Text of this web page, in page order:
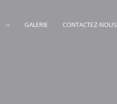
GALERIE CONTACTEZ-NOUS